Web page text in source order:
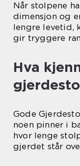
Når stolpene
dimensjon og
lengre levetid,
gir tryggere
Hva
Gode
noen pinner i
hvor lenge
gjerdet står